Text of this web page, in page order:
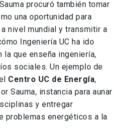
procuró también tomar
una oportunidad para
nivel mundial y transmitir a
Ingeniería UC ha ido
la que enseña ingeniería,
sociales. Un ejemplo de
Centro UC de Energía,
Sauma, instancia para aunar
y entregar
problemas energéticos a la